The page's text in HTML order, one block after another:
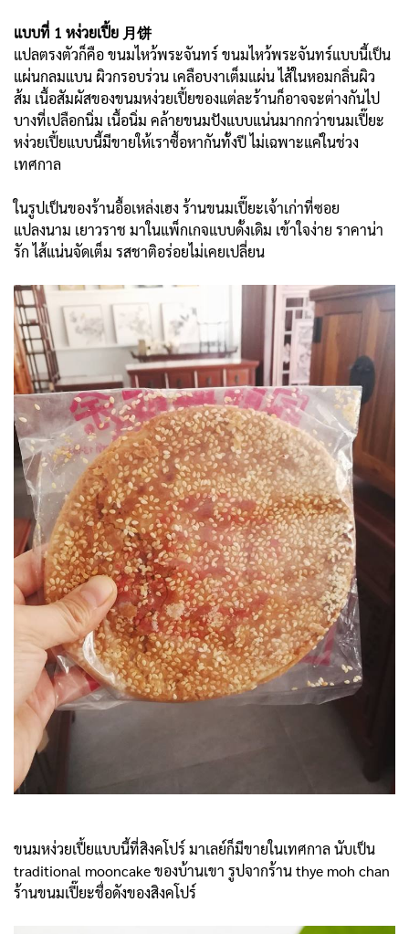
แบบที่ 1 หง่วยเปี้ย 月饼
แปลตรงตัวก็คือ ขนมไหว้พระจันทร์ ขนมไหว้พระจันทร์แบบนี้เป็น
แผ่นกลมแบน ผิวกรอบร่วน เคลือบงาเต็มแผ่น ไส้ในหอมกลิ่นผิว
ส้ม เนื้อสัมผัสของขนมหง่วยเปี้ยของแต่ละร้านก็อาจจะต่างกันไป
บางที่เปลือกนิ่ม เนื้อนิ่ม คล้ายขนมปังแบบแน่นมากกว่าขนมเปี๊ยะ
หง่วยเปี้ยแบบนี้มีขายให้เราซื้อหากันทั้งปี ไม่เฉพาะแค่ในช่วง
เทศกาล
ในรูปเป็นของร้านอื้อเหล่งเฮง ร้านขนมเปี๊ยะเจ้าเก่าที่ซอย
แปลงนาม เยาวราช มาในแพ็กเกจแบบดั้งเดิม เข้าใจง่าย ราคาน่า
รัก ไส้แน่นจัดเต็ม รสชาติอร่อยไม่เคยเปลี่ยน
ขนมหง่วยเปี้ยแบบนี้ที่สิงคโปร์ มาเลย์ก็มีขายในเทศกาล นับเป็น
traditional mooncake ของบ้านเขา รูปจากร้าน thye moh chan
ร้านขนมเปี๊ยะชื่อดังของสิงคโปร์